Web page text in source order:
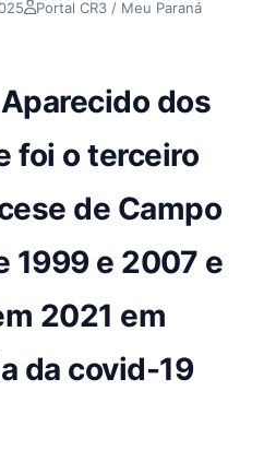
Portal CR3 / Meu Paraná
dos
foi o terceiro
de Campo
1999 e 2007 e
2021 em
da covid-19